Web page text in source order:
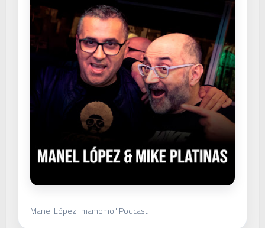
Manel López "mamomo" Podcast